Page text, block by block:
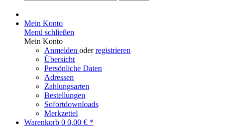
Mein Konto
Menü schließen
Mein Konto
Anmelden oderregistrieren
Übersicht
Persönliche Daten
Adressen
Zahlungsarten
Bestellungen
Sofortdownloads
Merkzettel
Warenkorb 0 0,00 € *